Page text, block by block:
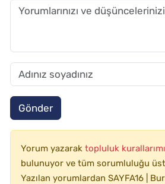
Gönder
Yorum yazarak topluluk
bulunuyor ve tüm sorumluluğu
Yazılan yorumlardan SAYFA16 |